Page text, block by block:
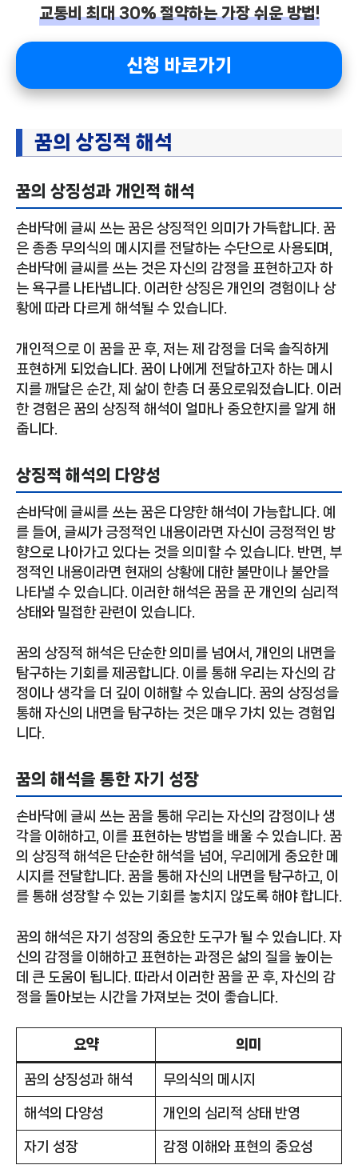
교통비 최대 30% 절약하는 가장 쉬운 방법!
신청 바로가기
꿈의 상징적 해석
꿈의 상징성과 개인적 해석
손바닥에 글씨 쓰는 꿈은 상징적인 의미가 가득합니다. 꿈
은 종종 무의식의 메시지를 전달하는 수단으로 사용되며,
손바닥에 글씨를 쓰는 것은 자신의 감정을 표현하고자 하
는 욕구를 나타냅니다. 이러한 상징은 개인의 경험이나 상
황에 따라 다르게 해석될 수 있습니다.
개인적으로 이 꿈을 꾼 후, 저는 제 감정을 더욱 솔직하게
표현하게 되었습니다. 꿈이 나에게 전달하고자 하는 메시
지를 깨달은 순간, 제 삶이 한층 더 풍요로워졌습니다. 이러
한 경험은 꿈의 상징적 해석이 얼마나 중요한지를 알게 해
줍니다.
상징적 해석의 다양성
손바닥에 글씨를 쓰는 꿈은 다양한 해석이 가능합니다. 예
를 들어, 글씨가 긍정적인 내용이라면 자신이 긍정적인 방
향으로 나아가고 있다는 것을 의미할 수 있습니다. 반면, 부
정적인 내용이라면 현재의 상황에 대한 불만이나 불안을
나타낼 수 있습니다. 이러한 해석은 꿈을 꾼 개인의 심리적
상태와 밀접한 관련이 있습니다.
꿈의 상징적 해석은 단순한 의미를 넘어서, 개인의 내면을
탐구하는 기회를 제공합니다. 이를 통해 우리는 자신의 감
정이나 생각을 더 깊이 이해할 수 있습니다. 꿈의 상징성을
통해 자신의 내면을 탐구하는 것은 매우 가치 있는 경험입
니다.
꿈의 해석을 통한 자기 성장
손바닥에 글씨 쓰는 꿈을 통해 우리는 자신의 감정이나 생
각을 이해하고, 이를 표현하는 방법을 배울 수 있습니다. 꿈
의 상징적 해석은 단순한 해석을 넘어, 우리에게 중요한 메
시지를 전달합니다. 꿈을 통해 자신의 내면을 탐구하고, 이
를 통해 성장할 수 있는 기회를 놓치지 않도록 해야 합니다.
꿈의 해석은 자기 성장의 중요한 도구가 될 수 있습니다. 자
신의 감정을 이해하고 표현하는 과정은 삶의 질을 높이는
데 큰 도움이 됩니다. 따라서 이러한 꿈을 꾼 후, 자신의 감
정을 돌아보는 시간을 가져보는 것이 좋습니다.
요약 의미
꿈의 상징성과 해석 무의식의 메시지
해석의 다양성 개인의 심리적 상태 반영
자기 성장 감정 이해와 표현의 중요성